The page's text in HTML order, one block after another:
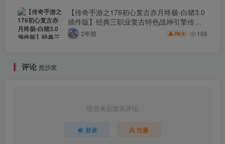
后台-安卓苹果IOS双端版本！
【传奇手游之176初心复古赤月终极-白猪3.0
插件版】经典三职业复古特色战神引擎传奇
手游-2024年8月6日最新打包Win服务端源码
视频架设教程-新版GM多功能网页授权物品
2年前 R9.9 108
评论 抢沙发
请登录后发表评论
登录 注册